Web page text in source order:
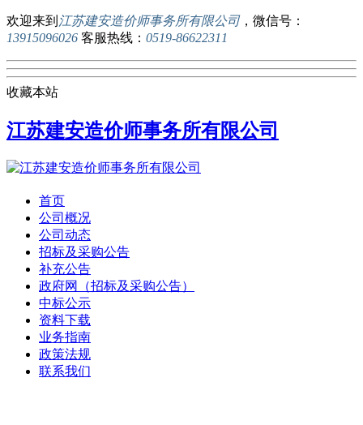
欢迎来到 江苏建安造价师事务所有限公司，微信号：
13915096026 客服热线： 0519-86622311
收藏本站
江苏建安造价师事务所有限公司
首页
公司概况
公司动态
招标及采购公告
补充公告
政府网（招标及采购公告）
中标公示
资料下载
业务指南
政策法规
联系我们